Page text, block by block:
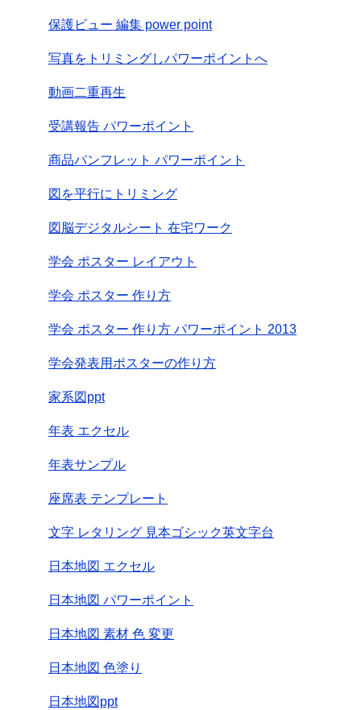
保護ビュー 編集 power point
写真をトリミングしパワーポイントへ
動画二重再生
受講報告 パワーポイント
商品パンフレット パワーポイント
図を平行にトリミング
図脳デジタルシート 在宅ワーク
学会 ポスター レイアウト
学会 ポスター 作り方
学会 ポスター 作り方 パワーポイント 2013
学会発表用ポスターの作り方
家系図ppt
年表 エクセル
年表サンプル
座席表 テンプレート
文字 レタリング 見本ゴシック英文字台
日本地図 エクセル
日本地図 パワーポイント
日本地図 素材 色 変更
日本地図 色塗り
日本地図ppt